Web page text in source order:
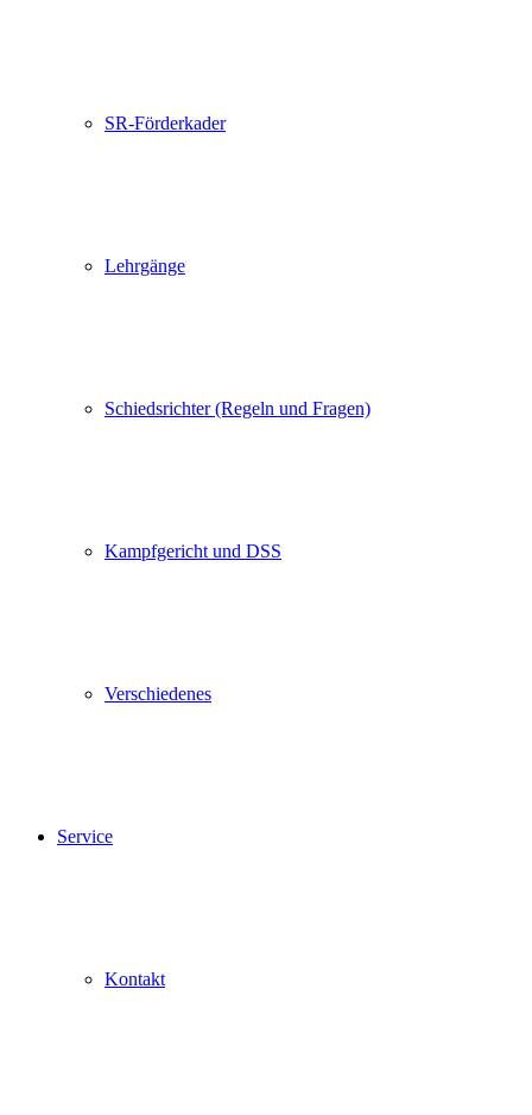
SR-Förderkader
Lehrgänge
Schiedsrichter (Regeln und Fragen)
Kampfgericht und DSS
Verschiedenes
Service
Kontakt